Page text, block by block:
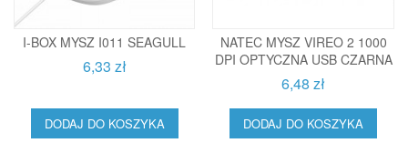
I-BOX MYSZ I011 SEAGULL
6,33 zł
DODAJ DO KOSZYKA
NATEC MYSZ VIREO 2 1000
DPI OPTYCZNA USB CZARNA
6,48 zł
DODAJ DO KOSZYKA